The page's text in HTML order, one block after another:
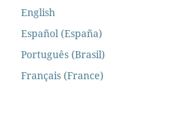
English
Español (España)
Português (Brasil)
Français (France)